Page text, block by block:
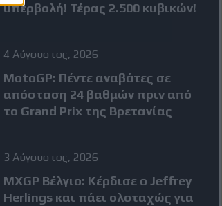
υπερβολή! Τέρας 2.500 κυβικών!
4 Αύγουστος, 2026
MotoGP: Πέντε αναβάτες σε
απόσταση 24 βαθμών πριν από
το Grand Prix της Βρετανίας
3 Αύγουστος, 2026
MXGP Βέλγιο: Κέρδισε ο Jeffrey
Herlings και πάει ολοταχώς για